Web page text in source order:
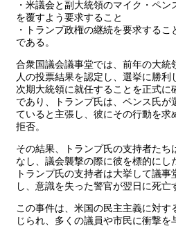
・米議会と副大統領のマイク・ペ
を覆すよう要求すること
・トランプ政権の継続を要求するこ
である。
合衆国議会議事堂では、前年の大統
人の投票結果を認定し、選挙に勝
次期大統領に就任することを正式に
であり、トランプ氏は、ペンス氏が
ていると主張し、彼にその行動を求
拒否。
その結果、トランプ氏の支持者たち
なし、議会襲撃の際に彼を標的にし
トランプ氏の支持者は大挙して議
し、意識を失った警官が翌日に死亡
この事件は、米国の民主主義に対す
じられ、多くの議員や市民に衝撃を